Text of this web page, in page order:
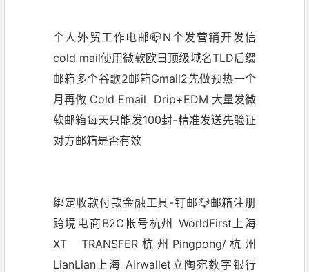
个人外贸工作电邮📪N个发营销开发信
cold mail使用微软欧日顶级域名TLD后缀
邮箱多个谷歌2邮箱Gmail2先做预热一个
月再做 Cold Email Drip+EDM 大量发微
软邮箱每天只能发100封-精准发送先验证
对方邮箱是否有效
绑定收款付款金融工具-钉邮📪邮箱注册
跨境电商B2C帐号杭州 WorldFirst上海
XT TRANSFER杭州Pingpong/杭州
LianLian上海 Airwallet立陶宛数字银行